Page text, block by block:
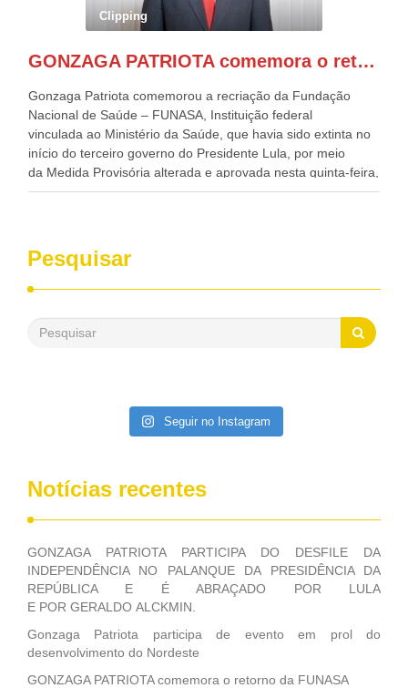
Governadora de Pernambuco, Raquel Lyra, os ministros da
Casa Civil, Rui Costa, e da Integração e do Desenvolvimento
de todo Nordeste que também ajudam a fomentar o
Clipping
GONZAGA PATRIOTA comemora o retorno da FUNASA
Gonzaga Patriota comemorou a recriação da Fundação
Nacional de Saúde – FUNASA, Instituição federal
vinculada ao Ministério da Saúde, que havia sido extinta no
início do terceiro governo do Presidente Lula, por meio
da Medida Provisória alterada e aprovada nesta quinta-feira,
pelo Congresso Nacional. Gonzaga Patriota disse hoje em
desenvolvimento dos seus municípios e, somente o ano
passado, essa Fundação distribuiu mais de três bilhões de
reais, com suas maravilhosas ações, dentre alas, mais de
saneamento básico, em pequenas comunidades rurais.
Patriota disse ainda que, mesmo sem mandato,
Pesquisar
Seguir no Instagram
Notícias recentes
GONZAGA PATRIOTA PARTICIPA DO DESFILE DA
INDEPENDÊNCIA NO PALANQUE DA PRESIDÊNCIA DA
REPÚBLICA E É ABRAÇADO POR LULA
E POR GERALDO ALCKMIN.
Gonzaga Patriota participa de evento em prol do
desenvolvimento do Nordeste
GONZAGA PATRIOTA comemora o retorno da FUNASA